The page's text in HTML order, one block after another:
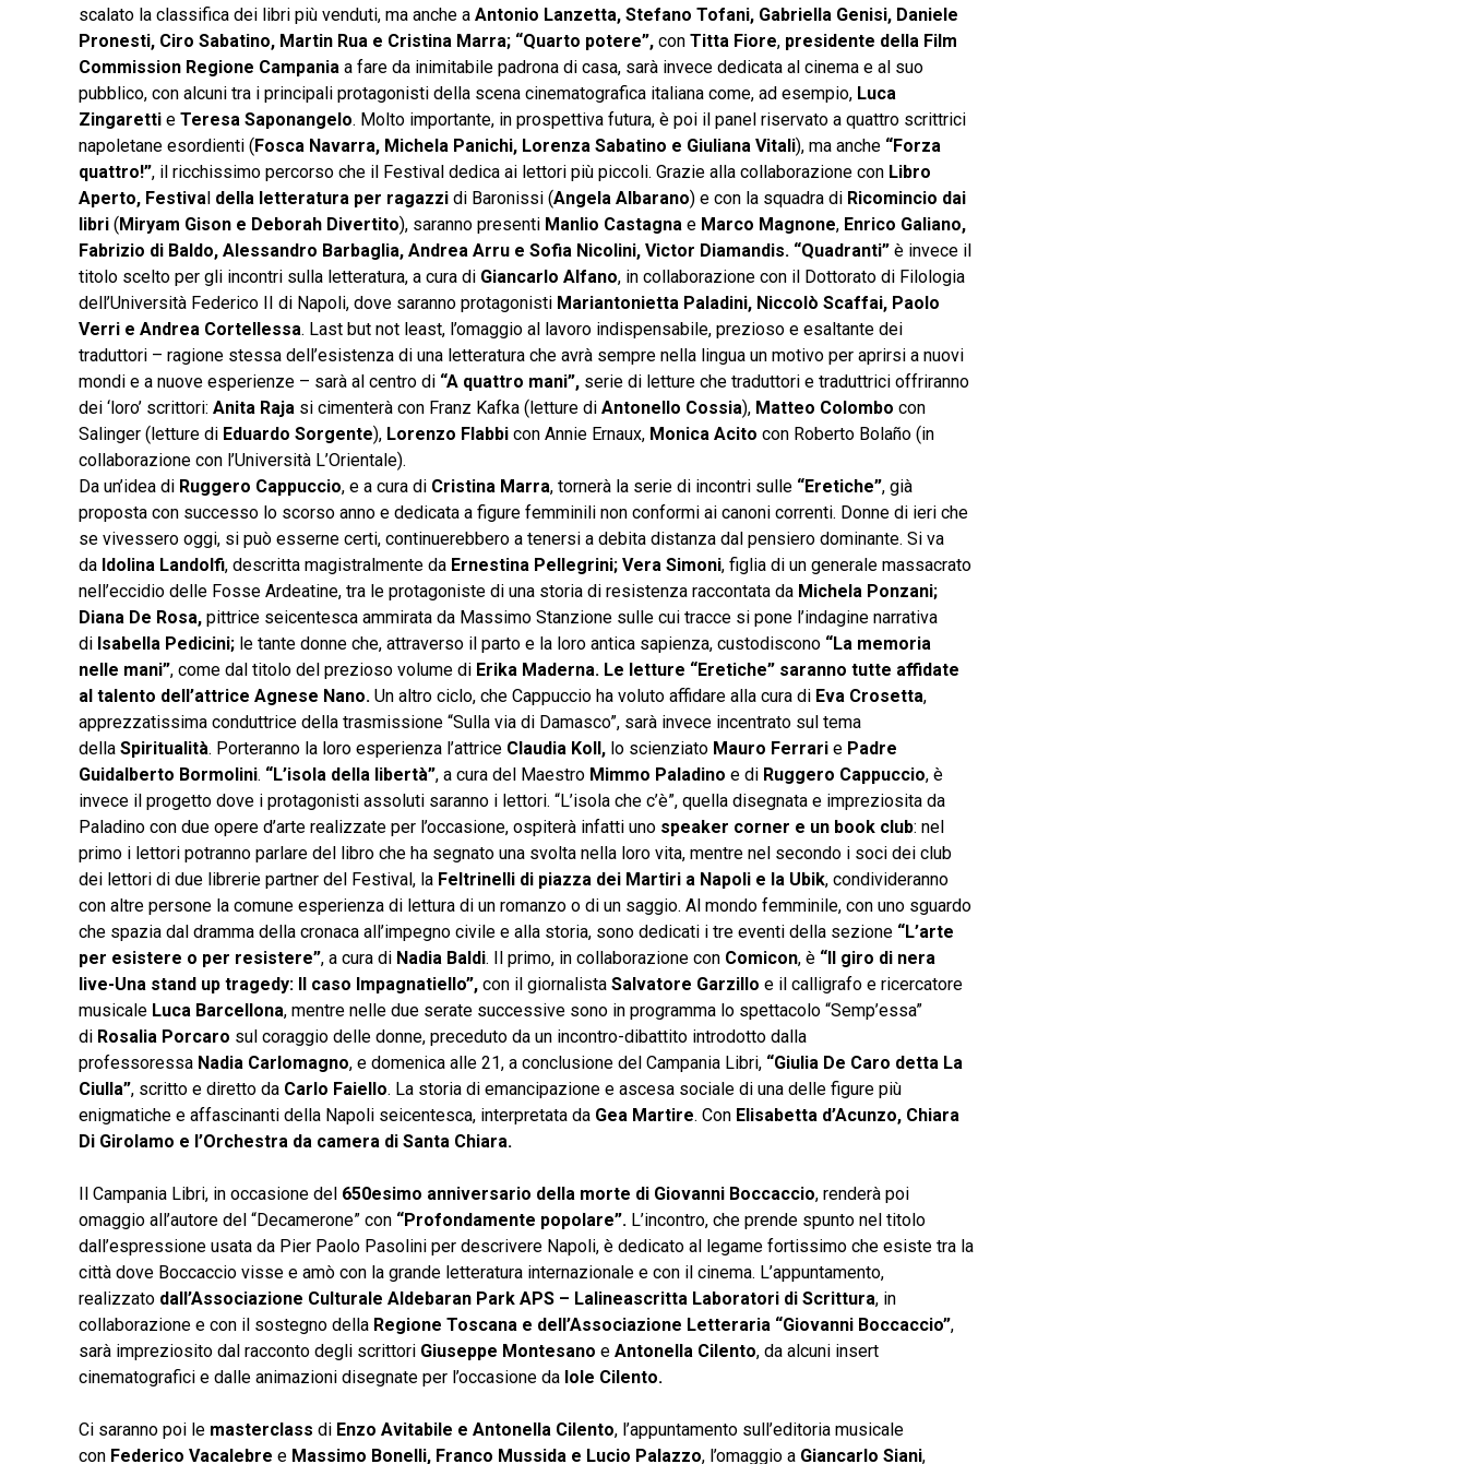
scalato la classifica dei libri più venduti, ma anche a Antonio Lanzetta, Stefano Tofani, Gabriella Genisi, Daniele
Pronesti, Ciro Sabatino, Martin Rua e Cristina Marra; “Quarto potere”, con Titta Fiore, presidente della Film
Commission Regione Campania a fare da inimitabile padrona di casa, sarà invece dedicata al cinema e al suo
pubblico, con alcuni tra i principali protagonisti della scena cinematografica italiana come, ad esempio, Luca
Zingaretti e Teresa Saponangelo. Molto importante, in prospettiva futura, è poi il panel riservato a quattro scrittrici
napoletane esordienti (Fosca Navarra, Michela Panichi, Lorenza Sabatino e Giuliana Vitali), ma anche “Forza
quattro!”, il ricchissimo percorso che il Festival dedica ai lettori più piccoli. Grazie alla collaborazione con Libro
Aperto, Festival della letteratura per ragazzi di Baronissi (Angela Albarano) e con la squadra di Ricomincio dai
libri (Miryam Gison e Deborah Divertito), saranno presenti Manlio Castagna e Marco Magnone, Enrico Galiano,
Fabrizio di Baldo, Alessandro Barbaglia, Andrea Arru e Sofia Nicolini, Victor Diamandis. “Quadranti” è invece il
titolo scelto per gli incontri sulla letteratura, a cura di Giancarlo Alfano, in collaborazione con il Dottorato di Filologia
dell’Università Federico II di Napoli, dove saranno protagonisti Mariantonietta Paladini, Niccolò Scaffai, Paolo
Verri e Andrea Cortellessa. Last but not least, l’omaggio al lavoro indispensabile, prezioso e esaltante dei
traduttori – ragione stessa dell’esistenza di una letteratura che avrà sempre nella lingua un motivo per aprirsi a nuovi
mondi e a nuove esperienze – sarà al centro di “A quattro mani”, serie di letture che traduttori e traduttrici offriranno
dei ‘loro’ scrittori: Anita Raja si cimenterà con Franz Kafka (letture di Antonello Cossia), Matteo Colombo con
Salinger (letture di Eduardo Sorgente), Lorenzo Flabbi con Annie Ernaux, Monica Acito con Roberto Bolaño (in
collaborazione con l’Università L’Orientale).
Da un’idea di Ruggero Cappuccio, e a cura di Cristina Marra, tornerà la serie di incontri sulle “Eretiche”, già
proposta con successo lo scorso anno e dedicata a figure femminili non conformi ai canoni correnti. Donne di ieri che
se vivessero oggi, si può esserne certi, continuerebbero a tenersi a debita distanza dal pensiero dominante. Si va
da Idolina Landolfi, descritta magistralmente da Ernestina Pellegrini; Vera Simoni, figlia di un generale massacrato
nell’eccidio delle Fosse Ardeatine, tra le protagoniste di una storia di resistenza raccontata da Michela Ponzani;
Diana De Rosa, pittrice seicentesca ammirata da Massimo Stanzione sulle cui tracce si pone l’indagine narrativa
di Isabella Pedicini; le tante donne che, attraverso il parto e la loro antica sapienza, custodiscono “La memoria
nelle mani”, come dal titolo del prezioso volume di Erika Maderna. Le letture “Eretiche” saranno tutte affidate
al talento dell’attrice Agnese Nano. Un altro ciclo, che Cappuccio ha voluto affidare alla cura di Eva Crosetta,
apprezzatissima conduttrice della trasmissione “Sulla via di Damasco”, sarà invece incentrato sul tema
della Spiritualità. Porteranno la loro esperienza l’attrice Claudia Koll, lo scienziato Mauro Ferrari e Padre
Guidalberto Bormolini. “L’isola della libertà”, a cura del Maestro Mimmo Paladino e di Ruggero Cappuccio, è
invece il progetto dove i protagonisti assoluti saranno i lettori. “L’isola che c’è”, quella disegnata e impreziosita da
Paladino con due opere d’arte realizzate per l’occasione, ospiterà infatti uno speaker corner e un book club: nel
primo i lettori potranno parlare del libro che ha segnato una svolta nella loro vita, mentre nel secondo i soci dei club
dei lettori di due librerie partner del Festival, la Feltrinelli di piazza dei Martiri a Napoli e la Ubik, condivideranno
con altre persone la comune esperienza di lettura di un romanzo o di un saggio. Al mondo femminile, con uno sguardo
che spazia dal dramma della cronaca all’impegno civile e alla storia, sono dedicati i tre eventi della sezione “L’arte
per esistere o per resistere”, a cura di Nadia Baldi. Il primo, in collaborazione con Comicon, è “Il giro di nera
live-Una stand up tragedy: Il caso Impagnatiello”, con il giornalista Salvatore Garzillo e il calligrafo e ricercatore
musicale Luca Barcellona, mentre nelle due serate successive sono in programma lo spettacolo “Semp’essa”
di Rosalia Porcaro sul coraggio delle donne, preceduto da un incontro-dibattito introdotto dalla
professoressa Nadia Carlomagno, e domenica alle 21, a conclusione del Campania Libri, “Giulia De Caro detta La
Ciulla”, scritto e diretto da Carlo Faiello. La storia di emancipazione e ascesa sociale di una delle figure più
enigmatiche e affascinanti della Napoli seicentesca, interpretata da Gea Martire. Con Elisabetta d’Acunzo, Chiara
Di Girolamo e l’Orchestra da camera di Santa Chiara.
Il Campania Libri, in occasione del 650esimo anniversario della morte di Giovanni Boccaccio, renderà poi
omaggio all’autore del “Decamerone” con “Profondamente popolare”. L’incontro, che prende spunto nel titolo
dall’espressione usata da Pier Paolo Pasolini per descrivere Napoli, è dedicato al legame fortissimo che esiste tra la
città dove Boccaccio visse e amò con la grande letteratura internazionale e con il cinema. L’appuntamento,
realizzato dall’Associazione Culturale Aldebaran Park APS – Lalineascritta Laboratori di Scrittura, in
collaborazione e con il sostegno della Regione Toscana e dell’Associazione Letteraria “Giovanni Boccaccio”,
sarà impreziosito dal racconto degli scrittori Giuseppe Montesano e Antonella Cilento, da alcuni insert
cinematografici e dalle animazioni disegnate per l’occasione da Iole Cilento.
Ci saranno poi le masterclass di Enzo Avitabile e Antonella Cilento, l’appuntamento sull’editoria musicale
con Federico Vacalebre e Massimo Bonelli, Franco Mussida e Lucio Palazzo, l’omaggio a Giancarlo Siani,